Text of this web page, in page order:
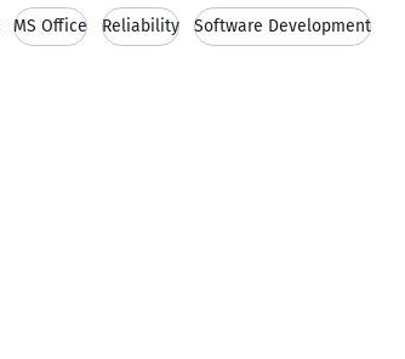
MS Office Reliability Software Development